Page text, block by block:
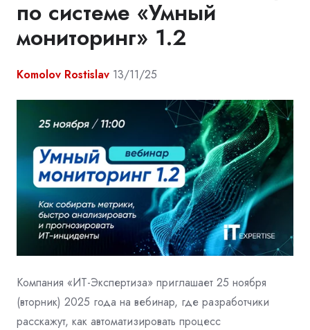
по системе «Умный
мониторинг» 1.2
Komolov Rostislav 13/11/25
Компания «ИТ-Экспертиза» приглашает 25 ноября
(вторник) 2025 года на вебинар, где разработчики
расскажут, как автоматизировать процесс